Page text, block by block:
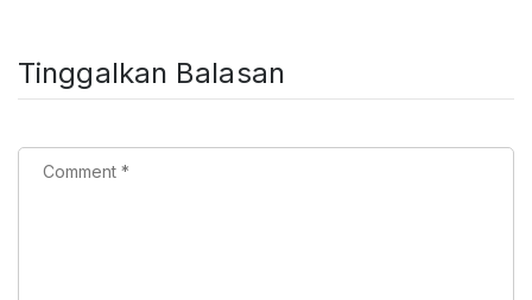
Tinggalkan Balasan